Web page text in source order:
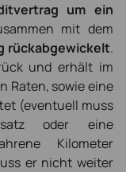
um ein
mit dem
rückabgewickelt.
und erhält im
Raten, sowie eine
(eventuell muss
oder eine
Kilometer
er nicht weiter